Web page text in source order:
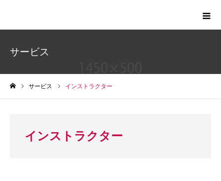
日本ナチュラリスト協会ー6時間で耳つぼを学び資格
サービス
サービス インストラクター
インストラクター